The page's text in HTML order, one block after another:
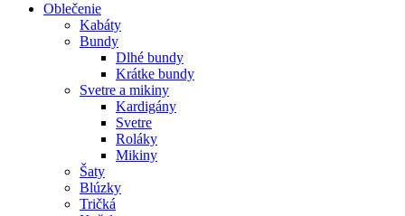
Oblečenie
Kabáty
Bundy
Dlhé bundy
Krátke bundy
Svetre a mikiny
Kardigány
Svetre
Roláky
Mikiny
Šaty
Blúzky
Tričká